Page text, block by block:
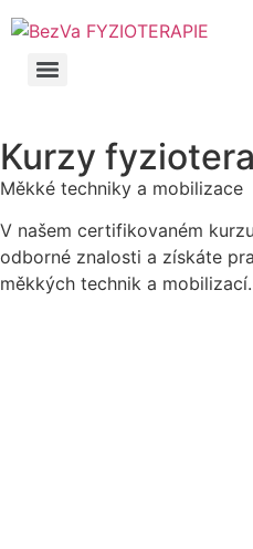
Kurzy
Měkké techniky a mobilizace
V našem certifikovaném
odborné znalosti a získáte
měkkých technik a mobilizací.